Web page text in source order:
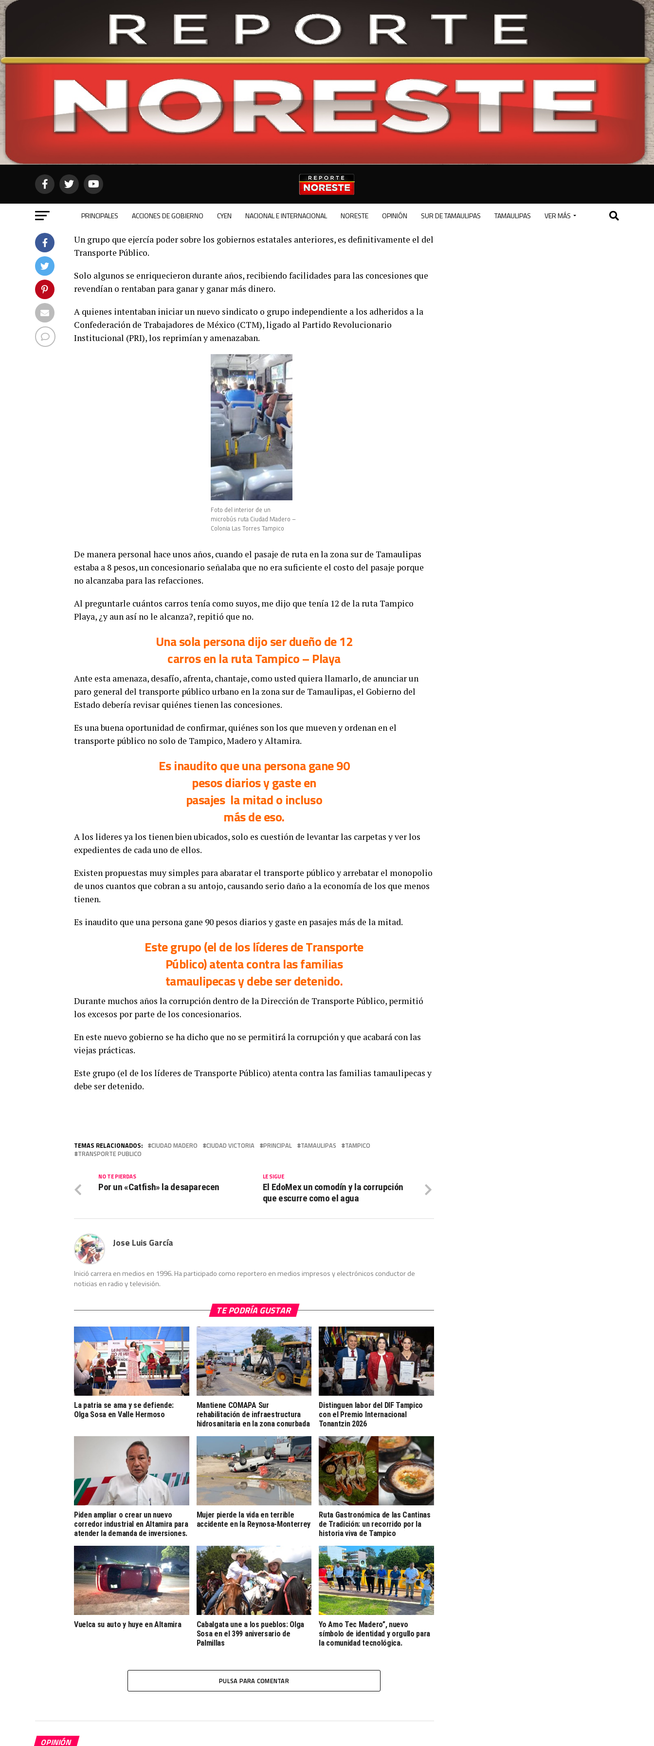
PRINCIPALES ACCIONES DE GOBIERNO CYEN NACIONAL E INTERNACIONAL NORESTE OPINIÓN SUR DE TAMAULIPAS TAMAULIPAS VER MÁS
Un grupo que ejercía poder sobre los gobiernos estatales anteriores, es definitivamente el del
Transporte Público.
Solo algunos se enriquecieron durante años, recibiendo facilidades para las concesiones que
revendían o rentaban para ganar y ganar más dinero.
A quienes intentaban iniciar un nuevo sindicato o grupo independiente a los adheridos a la
Confederación de Trabajadores de México (CTM), ligado al Partido Revolucionario
Institucional (PRI), los reprimían y amenazaban.
Foto del interior de un
microbús ruta Ciudad Madero –
Colonia Las Torres Tampico
De manera personal hace unos años, cuando el pasaje de ruta en la zona sur de Tamaulipas
estaba a 8 pesos, un concesionario señalaba que no era suficiente el costo del pasaje porque
no alcanzaba para las refacciones.
Al preguntarle cuántos carros tenía como suyos, me dijo que tenía 12 de la ruta Tampico
Playa, ¿y aun así no le alcanza?, repitió que no.
Una sola persona dijo ser dueño de 12
carros en la ruta Tampico – Playa
Ante esta amenaza, desafío, afrenta, chantaje, como usted quiera llamarlo, de anunciar un
paro general del transporte público urbano en la zona sur de Tamaulipas, el Gobierno del
Estado debería revisar quiénes tienen las concesiones.
Es una buena oportunidad de confirmar, quiénes son los que mueven y ordenan en el
transporte público no solo de Tampico, Madero y Altamira.
Es inaudito que una persona gane 90
pesos diarios y gaste en
pasajes la mitad o incluso
más de eso.
A los lideres ya los tienen bien ubicados, solo es cuestión de levantar las carpetas y ver los
expedientes de cada uno de ellos.
Existen propuestas muy simples para abaratar el transporte público y arrebatar el monopolio
de unos cuantos que cobran a su antojo, causando serio daño a la economía de los que menos
tienen.
Es inaudito que una persona gane 90 pesos diarios y gaste en pasajes más de la mitad.
Este grupo (el de los líderes de Transporte
Público) atenta contra las familias
tamaulipecas y debe ser detenido.
Durante muchos años la corrupción dentro de la Dirección de Transporte Público, permitió
los excesos por parte de los concesionarios.
En este nuevo gobierno se ha dicho que no se permitirá la corrupción y que acabará con las
viejas prácticas.
Este grupo (el de los líderes de Transporte Público) atenta contra las familias tamaulipecas y
debe ser detenido.
TEMAS RELACIONADOS: CIUDAD MADERO CIUDAD VICTORIA PRINCIPAL TAMAULIPAS
TAMPICO
TRANSPORTE PUBLICO
LE SIGUE
El EdoMex un comodín y la corrupción
que escurre como el agua
NO TE PIERDAS
Por un «Catfish» la desaparecen
Jose Luis García
Inició carrera en medios en 1996. Ha participado como reportero en medios impresos y electrónicos conductor de
noticias en radio y televisión.
TE PODRÍA GUSTAR
La patria se ama y se defiende:
Olga Sosa en Valle Hermoso
Mantiene COMAPA Sur
rehabilitación de infraestructura
hidrosanitaria en la zona conurbada
Distinguen labor del DIF Tampico
con el Premio Internacional
Tonantzin 2026
Piden ampliar o crear un nuevo
corredor industrial en Altamira para
atender la demanda de inversiones.
Mujer pierde la vida en terrible
accidente en la Reynosa-Monterrey
Ruta Gastronómica de las Cantinas
de Tradición: un recorrido por la
historia viva de Tampico
Vuelca su auto y huye en Altamira
Cabalgata une a los pueblos: Olga
Sosa en el 399 aniversario de
Palmillas
Yo Amo Tec Madero”, nuevo
símbolo de identidad y orgullo para
la comunidad tecnológica.
PULSA PARA COMENTAR
OPINIÓN